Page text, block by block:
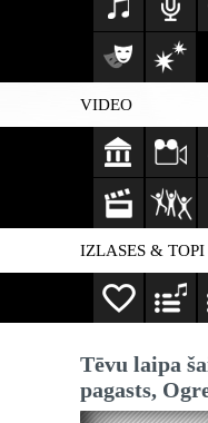
VIDEO
IZLASES & TOPI
Tēvu laipa
pagasts,